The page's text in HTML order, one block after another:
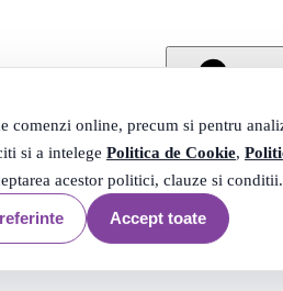
comenzi online, precum si pentru
si a intelege Politica de Cookie,
acestor politici, clauze si conditii.
Accept toate
Filtrare 4 produse
4 produse